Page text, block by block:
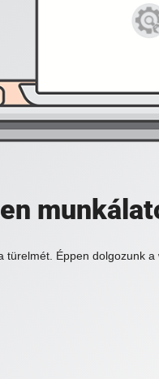
türelmét. Éppen dolgozunk